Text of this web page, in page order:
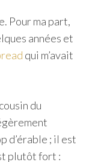
Pour ma part,
années et
qui m’avait
du
d’érable ; il est
plutôt fort :